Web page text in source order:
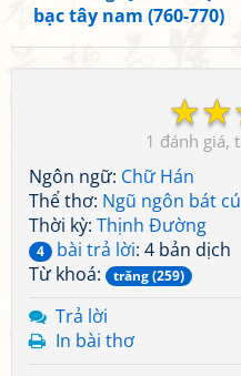
bạc tây nam (760-770)
☆
☆
1
Ngôn ngữ: Chữ Hán
Thể thơ: Ngũ ngôn bát cú
Thời kỳ: Thịnh Đường
4 bài trả lời: 4 bản dịch
Từ khoá:
trăng (259)
Trả lời
In bài thơ